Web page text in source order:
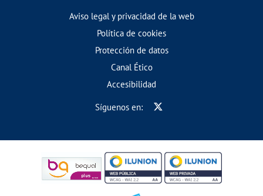
Aviso legal y privacidad de la web
Política de cookies
Protección de datos
Canal Ético
Accesibilidad
Síguenos en: